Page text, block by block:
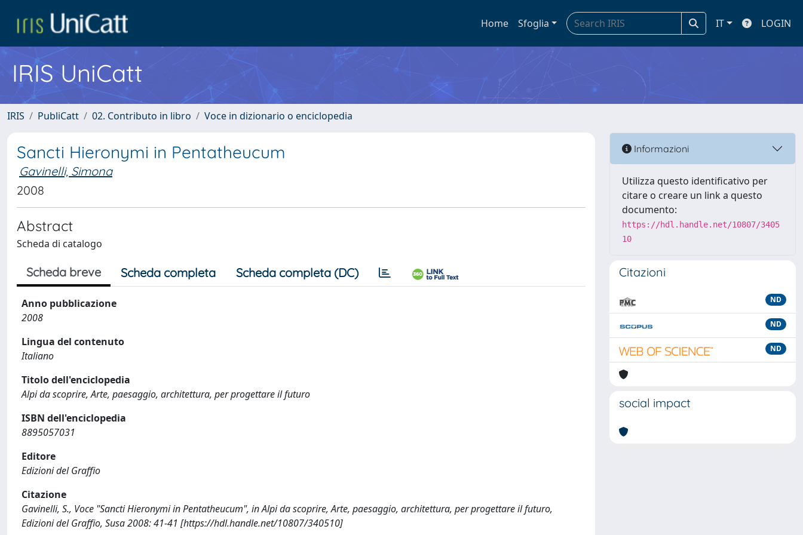
Home Sfoglia IT LOGIN
IRIS UniCatt
IRIS PubliCatt 02. Contributo in libro Voce in dizionario o enciclopedia
Sancti Hieronymi in Pentatheucum
Gavinelli, Simona
2008
Abstract
Scheda di catalogo
Scheda breve Scheda completa Scheda completa (DC)
Anno pubblicazione
2008
Lingua del contenuto
Italiano
Titolo dell'enciclopedia
Alpi da scoprire, Arte, paesaggio, architettura, per progettare il futuro
ISBN dell'enciclopedia
8895057031
Editore
Edizioni del Graffio
Citazione
Gavinelli, S., Voce "Sancti Hieronymi in Pentatheucum", in Alpi da scoprire, Arte, paesaggio, architettura, per progettare il futuro,
Edizioni del Graffio, Susa 2008: 41-41 [https://hdl.handle.net/10807/340510]
Informazioni
Utilizza questo identificativo per
citare o creare un link a questo
documento:
https://hdl.handle.net/10807/3405
10
Citazioni
ND
ND
ND
social impact